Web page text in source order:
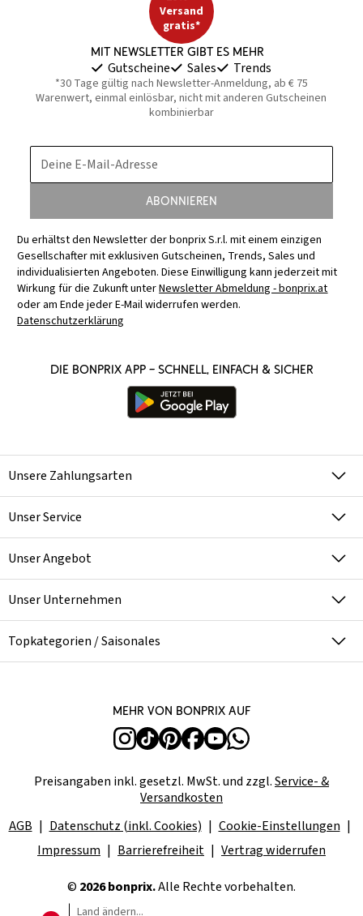
Versand
gratis*
Mit Newsletter gibt es mehr
Gutscheine Sales Trends
*30 Tage gültig nach Newsletter-Anmeldung, ab € 75
Warenwert, einmal einlösbar, nicht mit anderen Gutscheinen
kombinierbar
Deine E-Mail-Adresse
Abonnieren
Du erhältst den Newsletter der bonprix S.r.l. mit einem einzigen
Gesellschafter mit exklusiven Gutscheinen, Trends, Sales und
individualisierten Angeboten. Diese Einwilligung kann jederzeit mit
Wirkung für die Zukunft unterNewsletter Abmeldung - bonprix.at
oder am Ende jeder E-Mail widerrufen werden.
Datenschutzerklärung
Die bonprix App – schnell, einfach & sicher
Unsere Zahlungsarten
Unser Service
Unser Angebot
Unser Unternehmen
Topkategorien / Saisonales
Mehr von bonprix auf
Preisangaben inkl. gesetzl. MwSt. und zzgl.Service- &
Versandkosten
AGB
Datenschutz (inkl. Cookies)
Cookie-Einstellungen
Impressum
Barrierefreiheit Vertrag widerrufen
© 2026 bonprix.Alle Rechte vorbehalten.
Land ändern...